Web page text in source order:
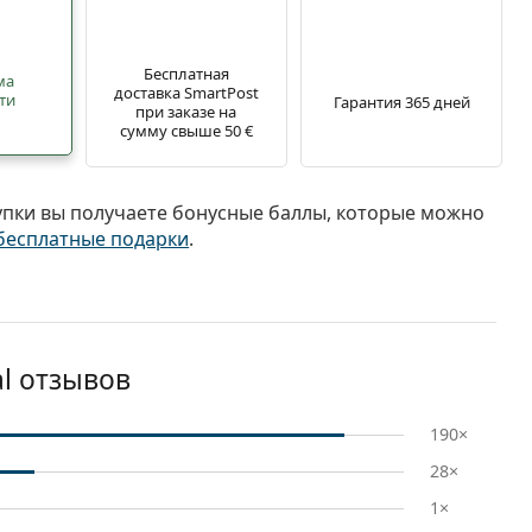
Бесплатная
доставка SmartPost
при заказе на
сумму свыше 50 €
Гарантия 365 дней
вы получаете бонусные баллы, которые можно
подарки.
отзывов
190×
28×
1×